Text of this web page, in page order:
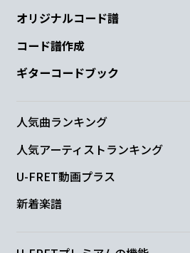
オリジナルコード譜
コード譜作成
ギターコードブック
人気曲ランキング
人気アーティストランキング
U-FRET動画プラス
新着楽譜